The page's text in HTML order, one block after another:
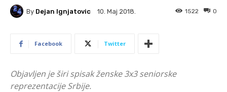
By Dejan Ignjatovic 10. Мај 2018. 0
1522
Facebook Twitter
Objavljen je širi spisak ženske 3x3 seniorske
reprezentacije Srbije.